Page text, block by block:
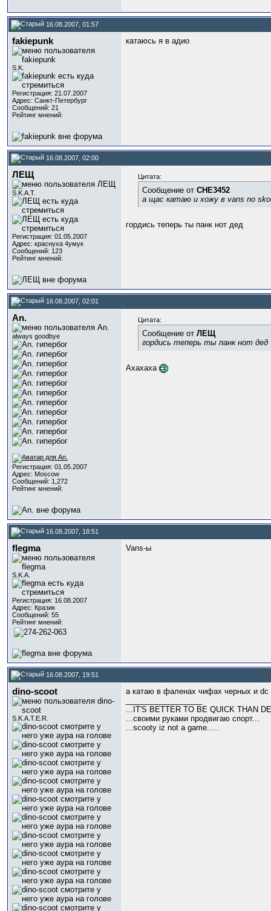
16.08.2007, 01:57
fakiepunk
S.K.
Регистрация: 21.07.2007
Адрес: Санкт-Петербург
Сообщений: 21
Рейтинг мнений:
катаюсь я в адио
16.08.2007, 02:00
ЛЕЩ
S.K.A.T.
Регистрация: 01.05.2007
Адрес: краснуха 4умук
Сообщений: 123
Рейтинг мнений:
Цитата:
Сообщение от CHE3452
а щас катаю и хожу в vans no
гордись теперь ты панк нот дед
16.08.2007, 02:01
An.
always goodbye
Регистрация: 01.05.2007
Адрес: Moscow
Сообщений: 1,272
Рейтинг мнений:
Цитата:
Сообщение от ЛЕЩ
гордись теперь ты панк нот дед
Ахахаха
16.08.2007, 18:51
flegma
S.K.A.
Регистрация: 16.08.2007
Адрес: Кразик
Сообщений: 55
Рейтинг мнений:
Vans-ы
16.08.2007, 19:51
dino-scoot
S.K.A.T.E.R.
а катаю в фаленах чифах черных и dc
...IT'S BETTER TO BE QUICK THAN
...своими руками продвигаю спорт...
...scooty iz not a game.....